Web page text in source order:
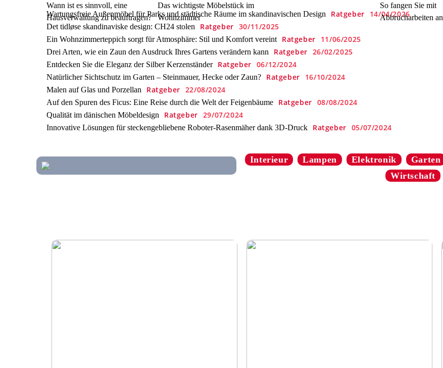
Wann ist es sinnvoll, eine
Hausverwaltung zu beauftragen?
Das wichtigste Möbelstück im
Wohnzimmer
So fangen Sie mit
Abbrucharbeiten an
Wartungsfreie Außenmöbel für Parks und städtische Räume im skandinavischen Design Ratgeber 14/04/2026
Det tidløse skandinaviske design: CH24 stolen Ratgeber 30/11/2025
Ein Wohnzimmerteppich sorgt für Atmosphäre: Stil und Komfort vereint Ratgeber 11/06/2025
Drei Arten, wie ein Zaun den Ausdruck Ihres Gartens verändern kann Ratgeber 26/02/2025
Entdecken Sie die Eleganz der Silber Kerzenständer Ratgeber 06/12/2024
Natürlicher Sichtschutz im Garten – Steinmauer, Hecke oder Zaun? Ratgeber 16/10/2024
Malen auf Glas und Porzellan Ratgeber 22/08/2024
Auf den Spuren des Ficus: Eine Reise durch die Welt der Feigenbäume Ratgeber 08/08/2024
Qualität im dänischen Möbeldesign Ratgeber 29/07/2024
Innovative Lösungen für steckengebliebene Roboter-Rasenmäher dank 3D-Druck Ratgeber 05/07/2024
Interieur Lampen Elektronik Garten
Wirtschaft